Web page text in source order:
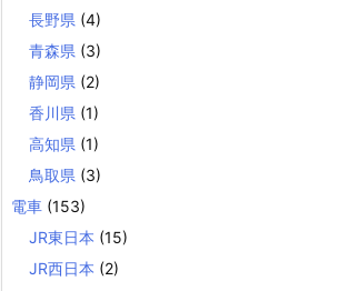
長野県 (4)
青森県 (3)
静岡県 (2)
香川県 (1)
高知県 (1)
鳥取県 (3)
電車 (153)
JR東日本 (15)
JR西日本 (2)